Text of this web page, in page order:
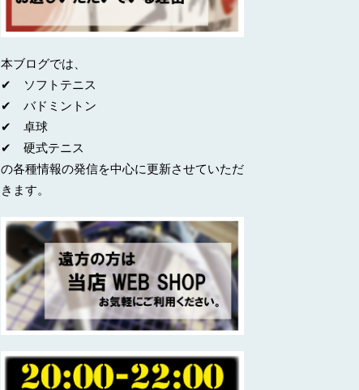
本ブログでは、
✔ ソフトテニス
✔ バドミントン
✔ 卓球
✔ 硬式テニス
の各種情報の発信を中心に更新させていただ
きます。